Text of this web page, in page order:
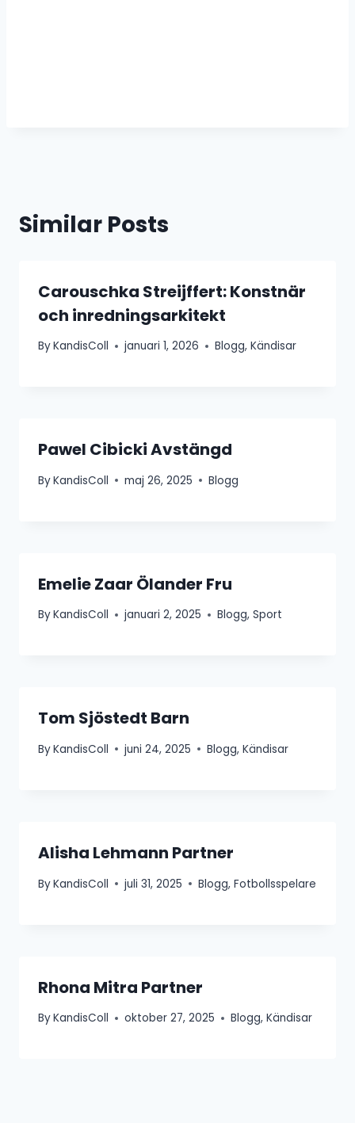
Similar Posts
Carouschka Streijffert: Konstnär
och inredningsarkitekt
ByKandisColl januari 1, 2026 Blogg,Kändisar
Pawel Cibicki Avstängd
ByKandisColl maj 26, 2025 Blogg
Emelie Zaar Ölander Fru
ByKandisColl januari 2, 2025 Blogg,Sport
Tom Sjöstedt Barn
ByKandisColl juni 24, 2025 Blogg,Kändisar
Alisha Lehmann Partner
ByKandisColl juli 31, 2025 Blogg,Fotbollsspelare
Rhona Mitra Partner
ByKandisColl oktober 27, 2025 Blogg,Kändisar